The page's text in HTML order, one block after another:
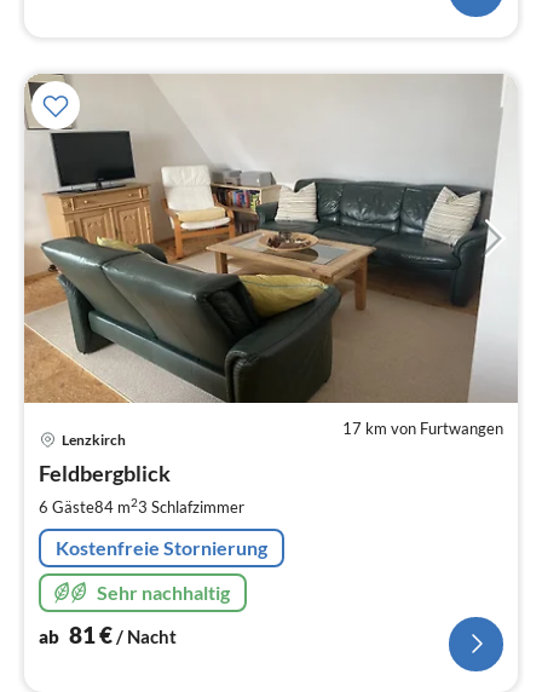
17 km von Furtwangen
Lenzkirch
Feldbergblick
6 Gäste84 m23 Schlafzimmer
Kostenfreie Stornierung
Sehr nachhaltig
ab 81€/ Nacht